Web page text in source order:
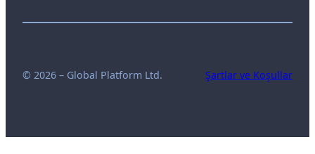
© 2026 – Global Platform Ltd. Şartlar ve Koşullar